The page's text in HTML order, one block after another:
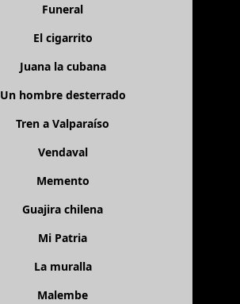
Funeral
El cigarrito
Juana la cubana
Un hombre desterrado
Tren a Valparaíso
Vendaval
Memento
Guajira chilena
Mi Patria
La muralla
Malembe